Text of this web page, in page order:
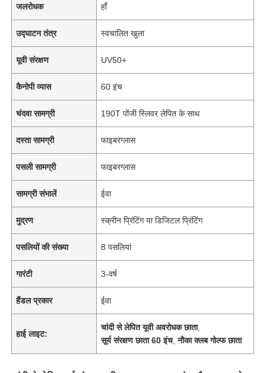
जलरोधक हाँ
उद्घाटन तंत्र स्वचालित खुला
यूवी संरक्षण UV50+
कैनोपी व्यास 60 इंच
चंदवा सामग्री 190T पोंजी स्लिवर लेपित के साथ
दस्ता सामग्री फाइबरग्लास
पसली सामग्री फाइबरग्लास
सामग्री संभालें ईवा
मुद्रण स्क्रीन प्रिंटिंग या डिजिटल प्रिंटिंग
पसलियों की संख्या 8 पसलियां
गारंटी 3-वर्ष
हैंडल प्रकार ईवा
हाई लाइट:
चांदी से लेपित यूवी अवरोधक छाता,
सूर्य संरक्षण छाता 60 इंच,नौका क्लब गोल्फ छाता